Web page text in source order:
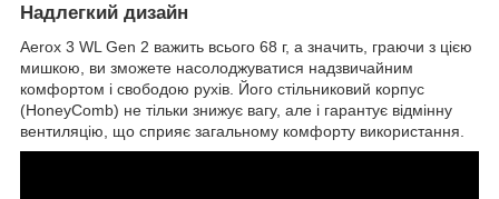
Надлегкий дизайн
Aerox 3 WL Gen 2 важить всього 68 г, а значить, граючи з цією
мишкою, ви зможете насолоджуватися надзвичайним
комфортом і свободою рухів. Його стільниковий корпус
(HoneyComb) не тільки знижує вагу, але і гарантує відмінну
вентиляцію, що сприяє загальному комфорту використання.